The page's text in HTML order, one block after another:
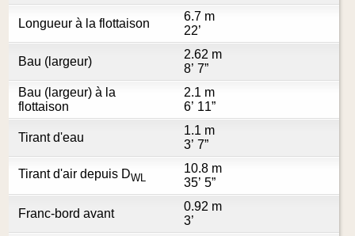
Longueur à la flottaison
6.7 m
22’
Bau (largeur)
2.62 m
8’ 7”
Bau (largeur) à la
flottaison
2.1 m
6’ 11”
Tirant d'eau
1.1 m
3’ 7”
Tirant d'air depuis DWL
10.8 m
35’ 5”
Franc-bord avant
0.92 m
3’